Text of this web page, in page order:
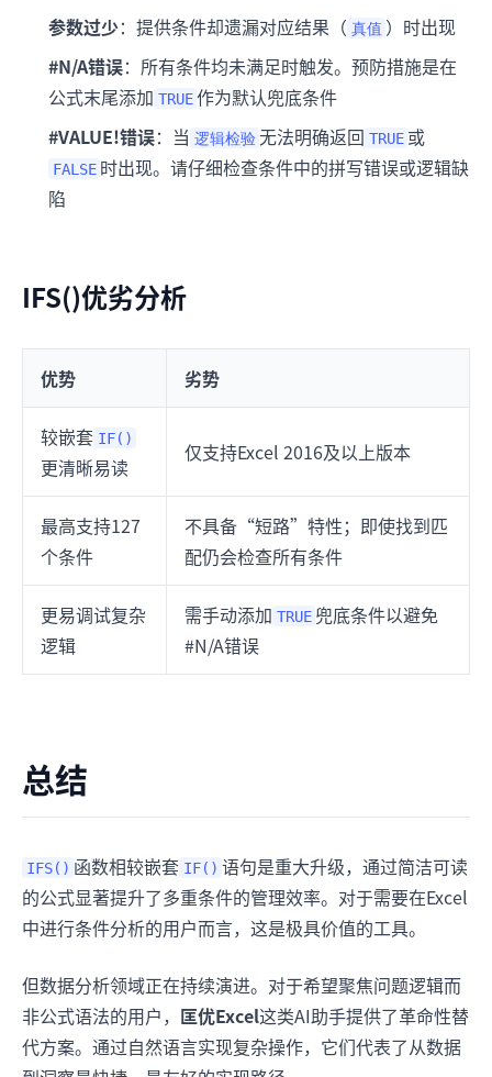
参数过少：提供条件却遗漏对应结果（ 真值 ）时出现
#N/A错误：所有条件均未满足时触发。预防措施是在
公式末尾添加 TRUE 作为默认兜底条件
#VALUE!错误：当 逻辑检验 无法明确返回 TRUE 或
FALSE 时出现。请仔细检查条件中的拼写错误或逻辑缺
陷
IFS()优劣分析
优势 劣势
较嵌套 IF()
更清晰易读
仅支持Excel 2016及以上版本
最高支持127
个条件
不具备“短路”特性；即使找到匹
配仍会检查所有条件
更易调试复杂
逻辑
需手动添加 TRUE 兜底条件以避免
#N/A错误
总结
IFS() 函数相较嵌套 IF() 语句是重大升级，通过简洁可读
的公式显著提升了多重条件的管理效率。对于需要在Excel
中进行条件分析的用户而言，这是极具价值的工具。
但数据分析领域正在持续演进。对于希望聚焦问题逻辑而
非公式语法的用户， 匡优Excel这类AI助手提供了革命性替
代方案。通过自然语言实现复杂操作，它们代表了从数据